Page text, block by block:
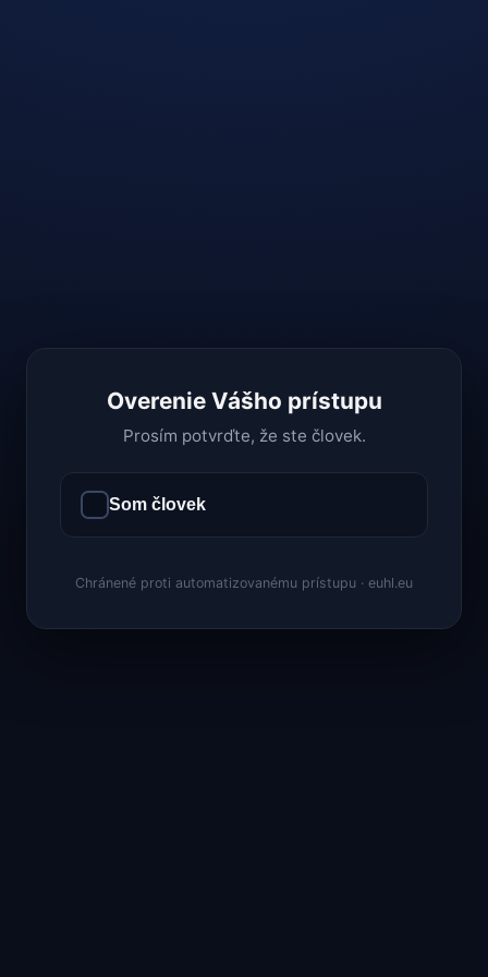
Overenie Vášho prístupu
Prosím potvrďte, že ste človek.
Som človek
Chránené proti automatizovanému prístupu · euhl.eu